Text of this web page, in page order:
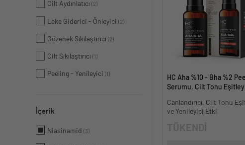
Cilt Aydınlatıcı (2)
Leke Giderici - Önleyici (2)
Gözenek Sıkılaştırıcı (2)
Cilt Sıkılaştırıcı (1)
Peeling - Yenileyici (1)
İçerik
Niasinamid (3)
HC Aha %10 - Bha %2
Serumu, Cilt Tonu
Canlandırıcı, Cilt Tonu
ve Yenileyici Etki